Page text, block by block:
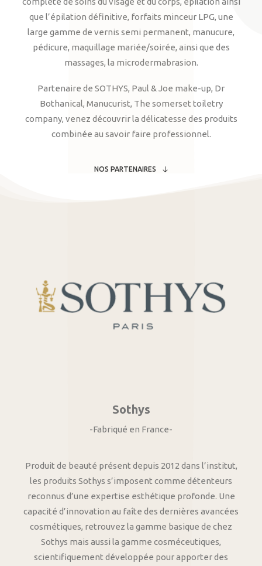
que l’épilation définitive, forfaits minceur LPG, une
large gamme de vernis semi permanent, manucure,
pédicure, maquillage mariée/soirée, ainsi que des
massages, la microdermabrasion.
Partenaire de SOTHYS, Paul & Joe make-up, Dr
Bothanical, Manucurist, The somerset toiletry
company, venez découvrir la délicatesse des produits
combinée au savoir faire professionnel.
NOS PARTENAIRES
Sothys
-Fabriqué en France-
Produit de beauté présent depuis 2012 dans l’institut,
les produits Sothys s’imposent comme détenteurs
reconnus d’une expertise esthétique profonde. Une
capacité d’innovation au faîte des dernières avancées
cosmétiques, retrouvez la gamme basique de chez
Sothys mais aussi la gamme cosméceutiques,
scientifiquement développée pour apporter des